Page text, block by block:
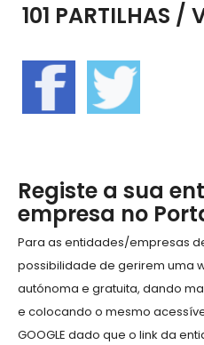
101 PARTILHAS /
Registe a sua
empresa no
Para as entidades/empresas
possibilidade de gerirem uma
autónoma e gratuita, dando
e colocando o mesmo
GOOGLE dado que o link da